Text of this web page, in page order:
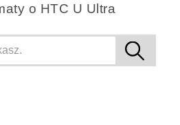
o HTC U Ultra